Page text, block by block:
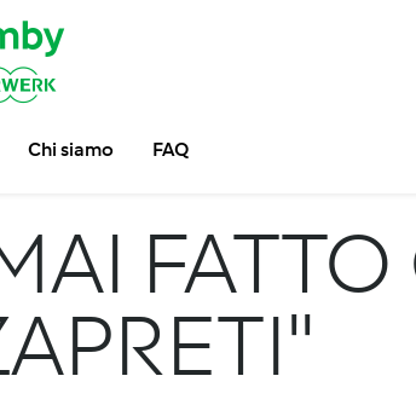
Chi siamo FAQ
FATTO